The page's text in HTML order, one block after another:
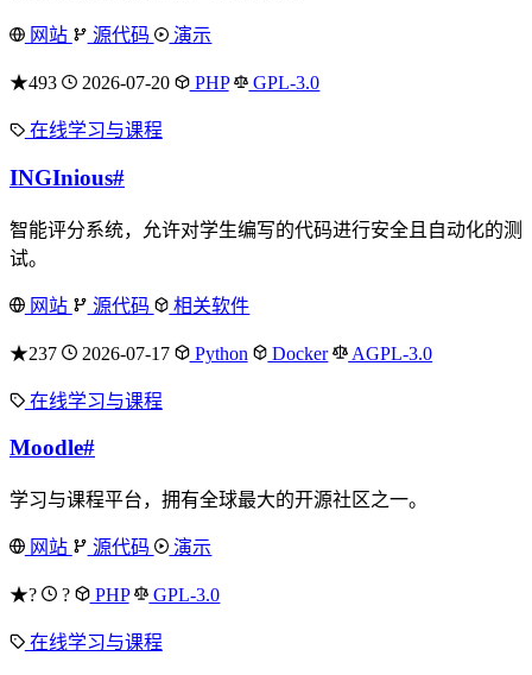
网站 源代码 演示
★493 2026-07-20 PHP GPL-3.0
在线学习与课程
INGInious#
智能评分系统，允许对学生编写的代码进行安全且自动化的测
试。
网站 源代码 相关软件
★237 2026-07-17 Python Docker AGPL-3.0
在线学习与课程
Moodle#
学习与课程平台，拥有全球最大的开源社区之一。
网站 源代码 演示
★? ? PHP GPL-3.0
在线学习与课程